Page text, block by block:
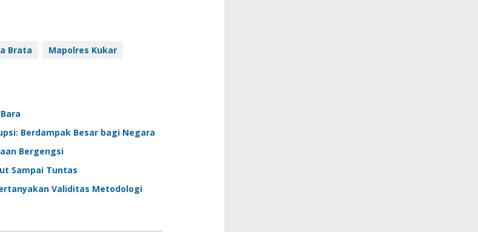
Brata
Mapolres Kukar
Berdampak Besar bagi Negara
Bergengsi
Sampai Tuntas
Validitas Metodologi